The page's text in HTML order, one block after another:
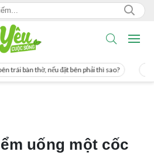
thì sao? Cách uống nước mía giúp
uống một cốc